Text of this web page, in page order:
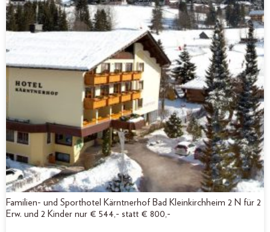
Familien- und Sporthotel Kärntnerhof Bad Kleinkirchheim 2 N für 2
Erw. und 2 Kinder nur € 544,- statt € 800,-